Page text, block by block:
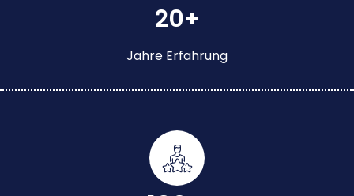
20+
Jahre Erfahrung